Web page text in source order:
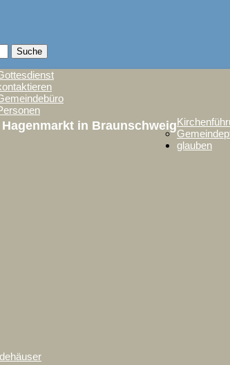
in Braunschweig
glauben